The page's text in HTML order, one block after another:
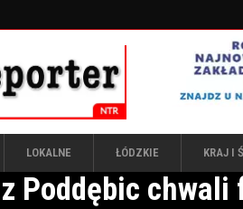
LOKALNE ŁÓDZKIE KRAJ I
Poddębic